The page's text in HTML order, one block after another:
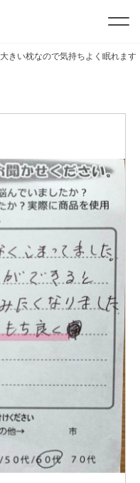
大きい枕なので気持ちよく眠れます